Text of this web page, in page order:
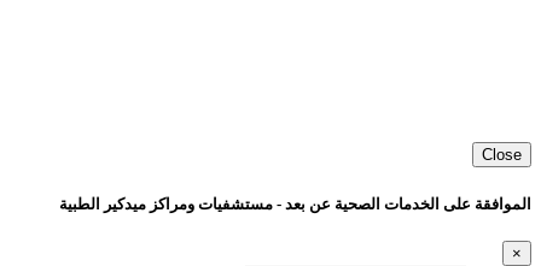
Close
الموافقة على الخدمات الصحية عن بعد - مستشفيات ومراكز ميدكير الطبية
×